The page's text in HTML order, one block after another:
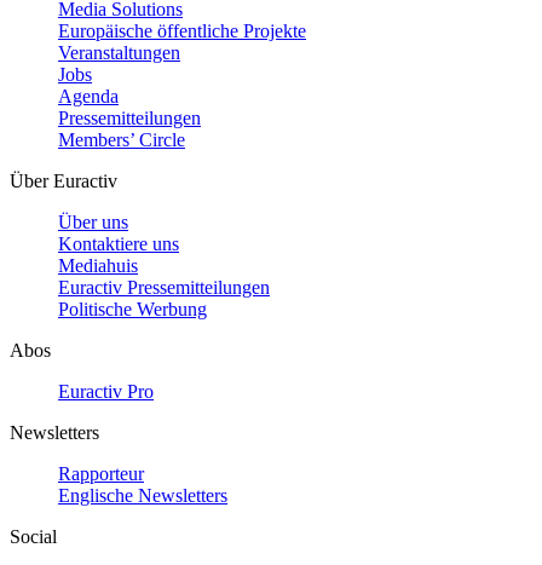
Media Solutions
Europäische öffentliche Projekte
Veranstaltungen
Jobs
Agenda
Pressemitteilungen
Members’ Circle
Über Euractiv
Über uns
Kontaktiere uns
Mediahuis
Euractiv Pressemitteilungen
Politische Werbung
Abos
Euractiv Pro
Newsletters
Rapporteur
Englische Newsletters
Social